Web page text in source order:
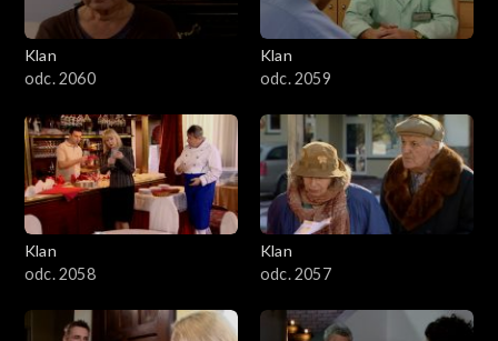
Klan
odc. 2060
Klan
odc. 2059
Klan
odc. 2058
Klan
odc. 2057